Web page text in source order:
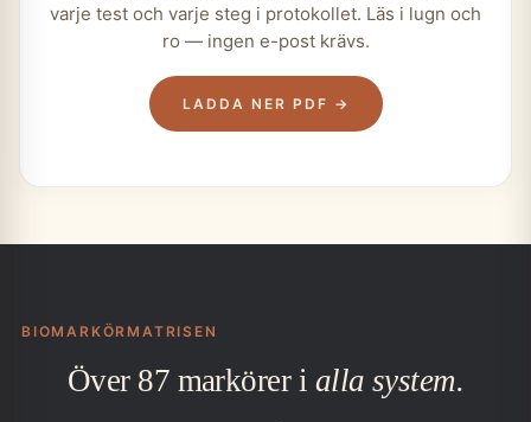
varje test och varje steg i protokollet. Läs i lugn och
ro — ingen e-post krävs.
LADDA NER PDF →
BIOMARKÖRMATRISEN
Över 87 markörer i alla system.